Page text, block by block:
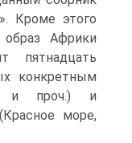
Кроме этого
образ Африки
пятнадцать
конкретным
и проч.) и
море,